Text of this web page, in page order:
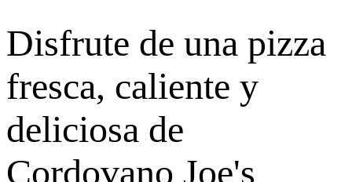
Disfrute de una pizza
fresca, caliente y
deliciosa de
Cordovano Joe's